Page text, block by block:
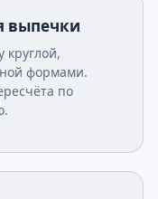
выпечки
круглой,
формами.
по